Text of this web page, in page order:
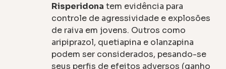
Risperidona tem evidência para
controle de agressividade e explosões
de raiva em jovens. Outros como
aripiprazol, quetiapina e olanzapina
podem ser considerados, pesando-se
seus perfis de efeitos adversos (ganho